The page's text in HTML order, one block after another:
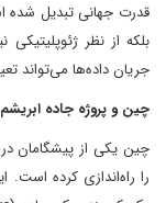
قدرت جهانی تبدیل شده
بلکه از نظر
جریان داده‌ها می‌تواند
چین و پروژه جاده
چین یکی از پیشگامان
را راه‌اندازی کرده